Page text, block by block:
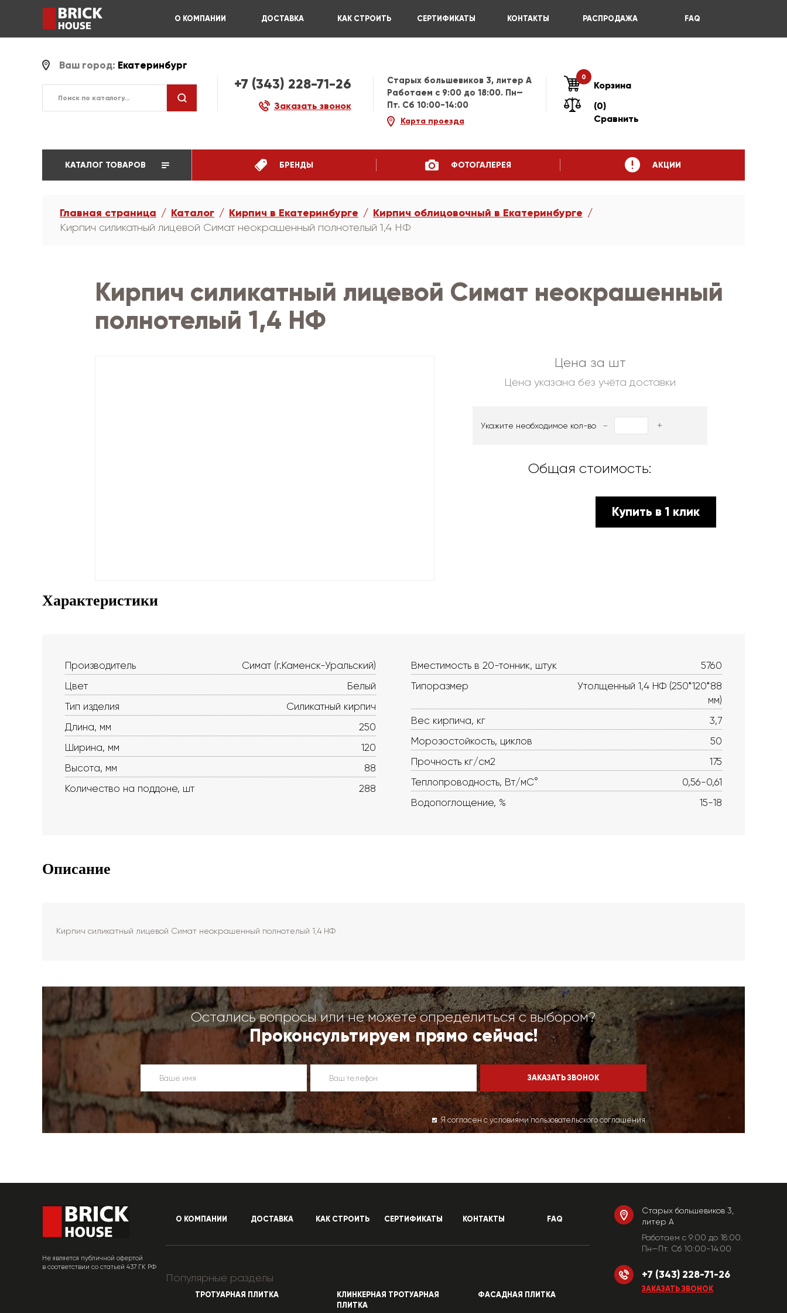
О КОМПАНИИ ДОСТАВКА КАК СТРОИТЬ СЕРТИФИКАТЫ КОНТАКТЫ РАСПРОДАЖА FAQ
Ваш город: Екатеринбург
+7 (343) 228-71-26
Заказать звонок
Старых большевиков 3, литер А
Работаем c 9:00 до 18:00. Пн—
Пт. Сб 10:00-14:00
Карта проезда
0
Корзина
(0)
Сравнить
КАТАЛОГ ТОВАРОВ БРЕНДЫ ФОТОГАЛЕРЕЯ АКЦИИ
Главная страница Каталог Кирпич в Екатеринбурге Кирпич облицовочный в Екатеринбурге
Кирпич силикатный лицевой Симат неокрашенный полнотелый 1,4 НФ
Кирпич силикатный лицевой Симат неокрашенный
полнотелый 1,4 НФ
Цена за шт
Цена указана без учёта доставки
Укажите необходимое кол-во - +
Общая стоимость:
Купить в 1 клик
Характеристики
Производитель
Симат (г.Каменск-Уральский)
Цвет
Белый
Тип изделия
Силикатный кирпич
Длина, мм
250
Ширина, мм
120
Высота, мм
88
Количество на поддоне, шт
288
Вместимость в 20-тонник, штук
5760
Типоразмер
Утолщенный 1,4 НФ (250*120*88
мм)
Вес кирпича, кг
3,7
Морозостойкость, циклов
50
Прочность кг/см2
175
Теплопроводность, Вт/мС°
0,56-0,61
Водопоглощение, %
15-18
Описание
Кирпич силикатный лицевой Симат неокрашенный полнотелый 1,4 НФ
Остались вопросы или не можете определиться с выбором?
Проконсультируем прямо сейчас!
Я согласен с условиями пользовательского соглашения
Не является публичной офертой
в соответствии со статьей 437 ГК РФ
О КОМПАНИИ ДОСТАВКА КАК СТРОИТЬ СЕРТИФИКАТЫ КОНТАКТЫ FAQ
Популярные разделы
ТРОТУАРНАЯ ПЛИТКА
КЛИНКЕРНАЯ ТРОТУАРНАЯ
ПЛИТКА
ФАСАДНАЯ ПЛИТКА
Старых большевиков 3,
литер А
Работаем c 9:00 до 18:00.
Пн—Пт. Сб 10:00-14:00
+7 (343) 228-71-26
ЗАКАЗАТЬ ЗВОНОК